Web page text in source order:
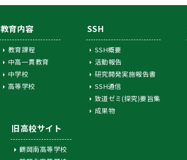
教育内容
教育課程
中高一貫教育
中学校
高等学校
SSH
SSH概要
活動報告
研究開発実施報告書
SSH通信
致道ゼミ(探究)要旨集
成果物
旧高校サイト
鶴岡南高等学校